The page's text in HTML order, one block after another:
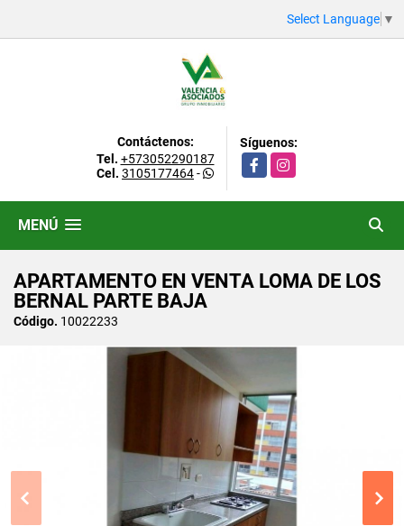
Select Language ▼
Contáctenos:
Tel. +573052290187
Cel. 3105177464-
Síguenos:
FacebookInstagram
MENÚ
APARTAMENTO EN VENTA LOMA DE LOS
BERNAL PARTE BAJA
Código. 10022233